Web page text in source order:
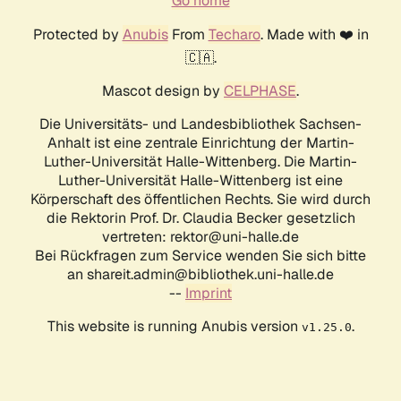
Protected by AnubisFrom Techaro. Made with ❤️ in
🇨🇦.
Mascot design by CELPHASE.
Die Universitäts- und Landesbibliothek Sachsen-
Anhalt ist eine zentrale Einrichtung der Martin-
Luther-Universität Halle-Wittenberg. Die Martin-
Luther-Universität Halle-Wittenberg ist eine
Körperschaft des öffentlichen Rechts. Sie wird durch
die Rektorin Prof. Dr. Claudia Becker gesetzlich
vertreten: rektor@uni-halle.de
Bei Rückfragen zum Service wenden Sie sich bitte
an shareit.admin@bibliothek.uni-halle.de
-- Imprint
This website is running Anubis version v1.25.0.